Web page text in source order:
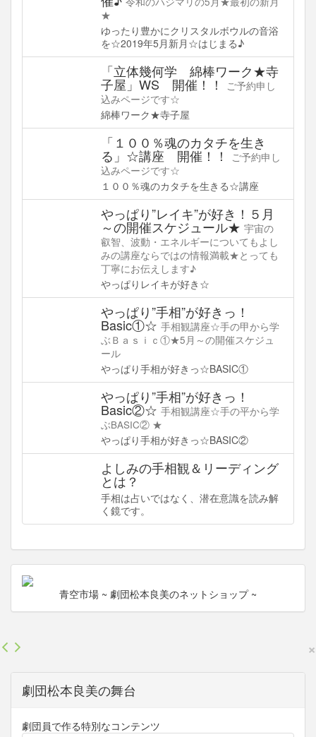
★
ゆったり豊かにクリスタルボウルの音浴
を☆2019年5月新月☆はじまる♪
「立体幾何学 綿棒ワーク★寺
子屋」WS 開催！！ ご予約申し
込みページです☆
綿棒ワーク★寺子屋
「１００％魂のカタチを生き
る」☆講座 開催！！
ご予約申し
込みページです☆
１００％魂のカタチを生きる☆講座
やっぱり”レイキ”が好き！５月
～の開催スケジュール★ 宇宙の
叡智、波動・エネルギーについてもよし
みの講座ならではの情報満載★とっても
丁寧にお伝えします♪
やっぱりレイキが好き☆
やっぱり”手相”が好きっ！
Basic①☆手相観講座☆手の甲から学
ぶＢａｓｉｃ①★5月～の開催スケジュ
ール
やっぱり手相が好きっ☆BASIC①
やっぱり”手相”が好きっ！
Basic②☆手相観講座☆手の平から学
ぶBASIC② ★
やっぱり手相が好きっ☆BASIC②
よしみの手相観＆リーディング
とは？
手相は占いではなく、潜在意識を読み解
く鏡です。
青空市場 ~ 劇団松本良美のネットショップ ~
×
劇団松本良美の舞台
劇団員で作る特別なコンテンツ